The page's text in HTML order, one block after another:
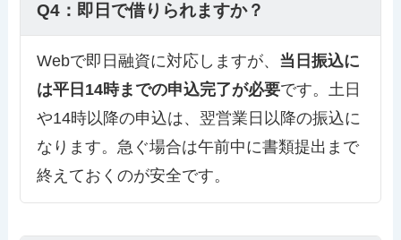
Q4：即日で借りられますか？
Webで即日融資に対応しますが、 当日振込に
は平日14時までの申込完了が必要です。土日
や14時以降の申込は、翌営業日以降の振込に
なります。急ぐ場合は午前中に書類提出まで
終えておくのが安全です。